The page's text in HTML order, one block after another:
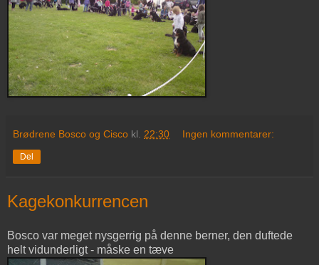
Brødrene Bosco og Cisco kl. 22:30 Ingen kommentarer:
Del
Kagekonkurrencen
Bosco var meget nysgerrig på denne berner, den duftede
helt vidunderligt - måske en tæve